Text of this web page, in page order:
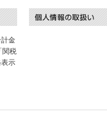
金
関税
示